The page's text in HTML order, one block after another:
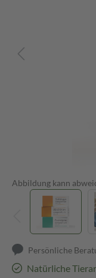
Abbildung kann
Persönliche
Natürliche